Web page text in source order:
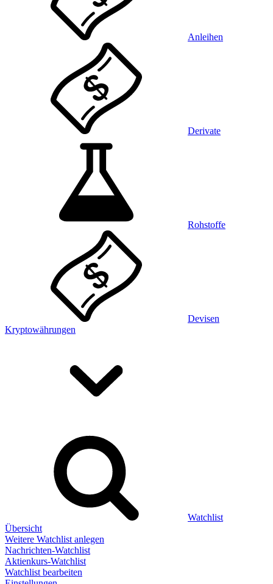
Anleihen
Derivate
Rohstoffe
Devisen
Kryptowährungen
Watchlist
Übersicht
Weitere Watchlist anlegen
Nachrichten-Watchlist
Aktienkurs-Watchlist
Watchlist bearbeiten